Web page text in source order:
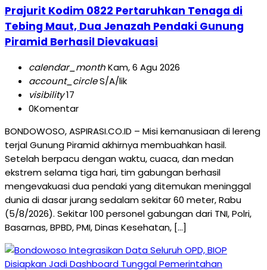
Prajurit Kodim 0822 Pertaruhkan Tenaga di
Tebing Maut, Dua Jenazah Pendaki Gunung
Piramid Berhasil Dievakuasi
calendar_monthKam, 6 Agu 2026
account_circleS/A/lik
visibility17
0Komentar
BONDOWOSO, ASPIRASI.CO.ID – Misi kemanusiaan di lereng
terjal Gunung Piramid akhirnya membuahkan hasil.
Setelah berpacu dengan waktu, cuaca, dan medan
ekstrem selama tiga hari, tim gabungan berhasil
mengevakuasi dua pendaki yang ditemukan meninggal
dunia di dasar jurang sedalam sekitar 60 meter, Rabu
(5/8/2026). Sekitar 100 personel gabungan dari TNI, Polri,
Basarnas, BPBD, PMI, Dinas Kesehatan, […]